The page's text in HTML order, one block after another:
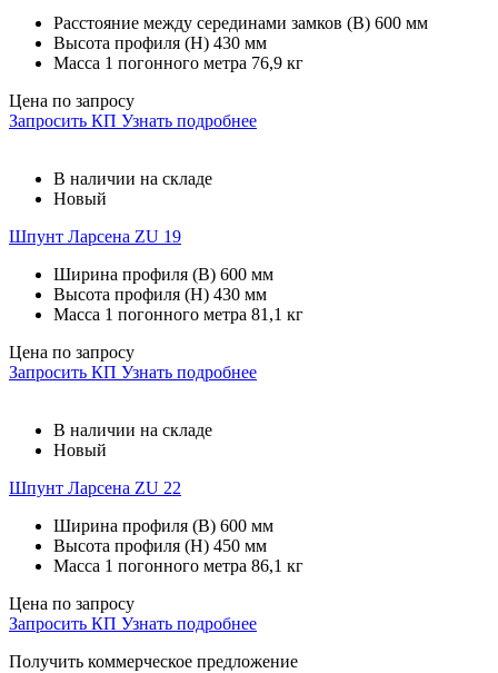
Расстояние между серединами замков (В) 600 мм
Высота профиля (Н) 430 мм
Масса 1 погонного метра 76,9 кг
Цена по запросу
Запросить КП Узнать подробнее
В наличии на складе
Новый
Шпунт Ларсена ZU 19
Ширина профиля (В) 600 мм
Высота профиля (Н) 430 мм
Масса 1 погонного метра 81,1 кг
Цена по запросу
Запросить КП Узнать подробнее
В наличии на складе
Новый
Шпунт Ларсена ZU 22
Ширина профиля (В) 600 мм
Высота профиля (Н) 450 мм
Масса 1 погонного метра 86,1 кг
Цена по запросу
Запросить КП Узнать подробнее
Получить коммерческое предложение